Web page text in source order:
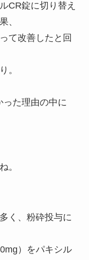
CR錠に切り替え
、
て改善したと回
。
った理由の中に
。
く、粉砕投与に
）をパキシル